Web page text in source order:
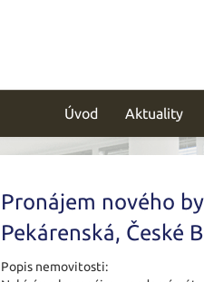
Úvod Aktuality
Pronájem nového
Pekárenská, České
Popis nemovitosti: